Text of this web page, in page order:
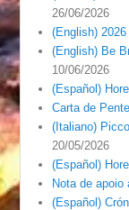
26/06/2026
(English)
(English) Be
10/06/2026
(Español)
Carta de
(Italiano)
20/05/2026
(Español)
Nota de apoio
(Español)